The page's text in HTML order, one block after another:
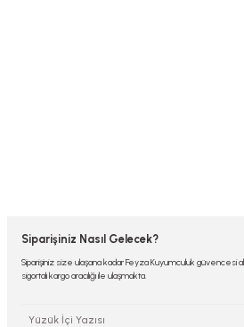
Siparişiniz Nasıl Gelecek?
Siparişiniz size ulaşana kadar Feyza Kuyumculuk güvencesi
sigortalı kargo aracılığı ile ulaşmakta.
Yüzük İçi Yazısı